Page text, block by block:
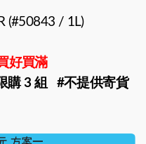
(#50843 / 1L)
好買滿
購 3 組 #不提供寄貨